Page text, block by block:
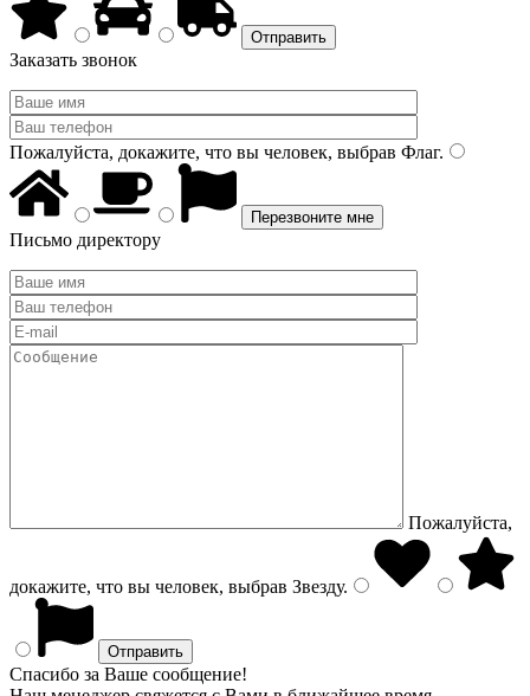
Заказать звонок
Пожалуйста, докажите, что вы человек, выбрав Флаг.
Письмо директору
Пожалуйста,
докажите, что вы человек, выбрав Звезду.
Спасибо за Ваше сообщение!